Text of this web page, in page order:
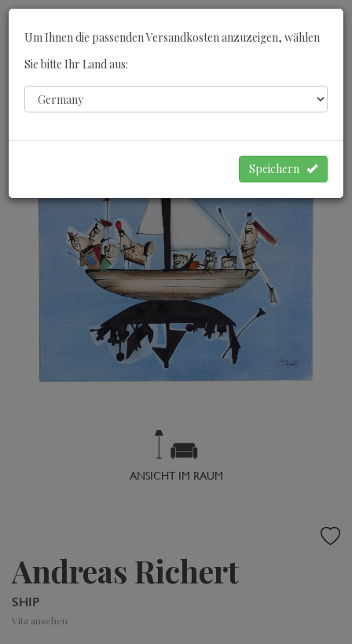
ANSICHT IM RAUM
Andreas Richert
SHIP
Vita ansehen
Um Ihnen die passenden Versandkosten anzuzeigen, wählen
Sie bitte Ihr Land aus:
Speichern